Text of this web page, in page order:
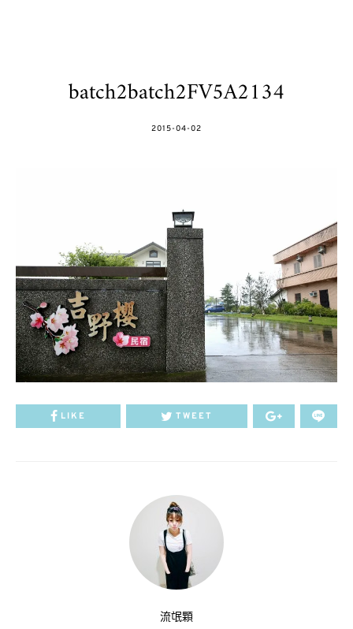
batch2batch2FV5A2134
POSTED
2015-04-02
LIKE TWEET
流氓顆